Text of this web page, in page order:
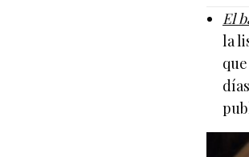
El
la